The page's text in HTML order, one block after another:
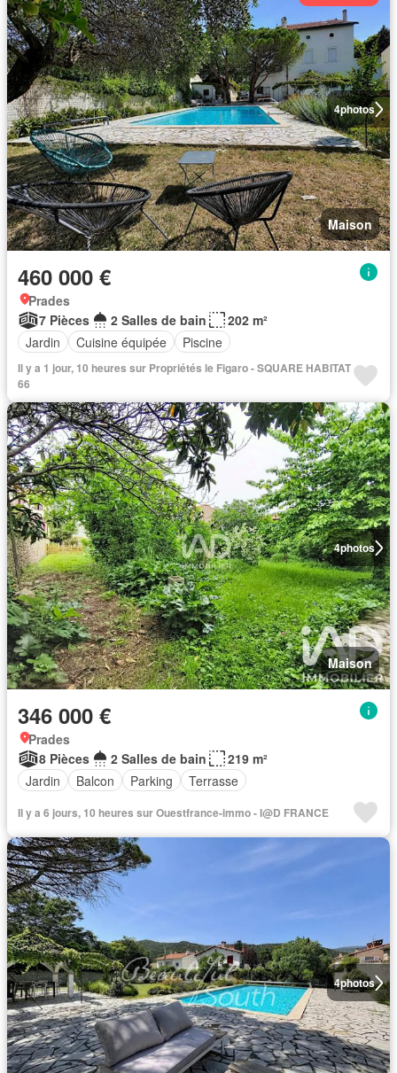
4photos
Maison
460 000 €
Prades
7 Pièces
2 Salles de bain
202 m²
Jardin
Cuisine équipée Piscine
Il y a 1 jour, 10 heures sur Propriétés le Figaro - SQUARE HABITAT
66
4photos
Maison
346 000 €
Prades
8 Pièces
2 Salles de bain
219 m²
Jardin
Balcon Parking Terrasse
Il y a 6 jours, 10 heures sur Ouestfrance-immo - I@D FRANCE
4photos